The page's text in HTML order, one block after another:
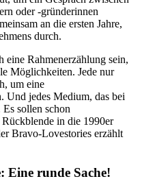
oder -gründerinnen
an die ersten Jahre,
durch.
eine Rahmenerzählung sein,
Möglichkeiten. Jede nur
um eine
Und jedes Medium, das bei
sollen schon
in die 1990er
Bravo-Lovestories erzählt
Eine runde Sache!